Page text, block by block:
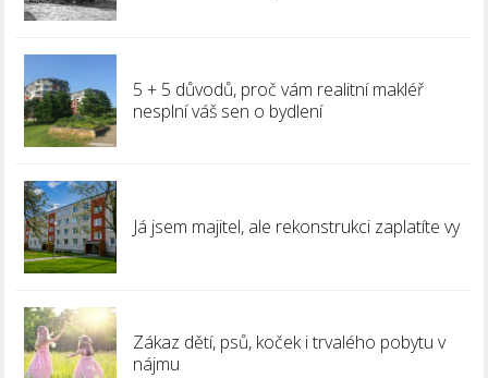
5 + 5 důvodů, proč vám realitní makléř
nesplní váš sen o bydlení
Já jsem majitel, ale rekonstrukci zaplatíte vy
Zákaz dětí, psů, koček i trvalého pobytu v
nájmu